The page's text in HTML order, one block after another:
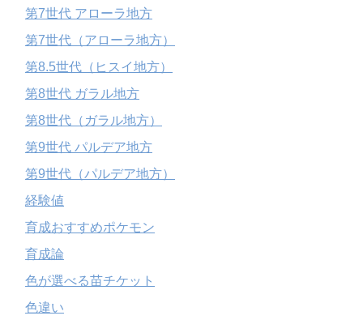
第7世代 アローラ地方
第7世代（アローラ地方）
第8.5世代（ヒスイ地方）
第8世代 ガラル地方
第8世代（ガラル地方）
第9世代 パルデア地方
第9世代（パルデア地方）
経験値
育成おすすめポケモン
育成論
色が選べる苗チケット
色違い